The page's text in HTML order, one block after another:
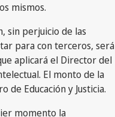
mismos.
sin perjuicio de las
para con terceros, será
aplicará el Director del
El monto de la
Educación y Justicia.
momento la